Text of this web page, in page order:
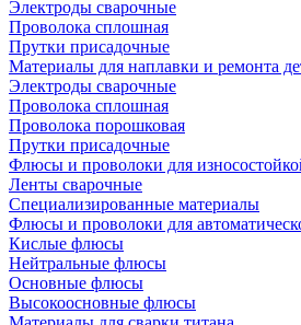
Электроды сварочные
Проволока сплошная
Прутки присадочные
Материалы для наплавки и ремонта
Электроды сварочные
Проволока сплошная
Проволока порошковая
Прутки присадочные
Флюсы и проволоки для
Ленты сварочные
Специализированные материалы
Флюсы и проволоки для
Кислые флюсы
Нейтральные флюсы
Основные флюсы
Высокоосновные флюсы